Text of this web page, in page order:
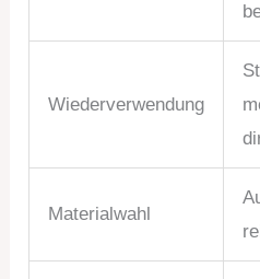
Wiederverwendung
Materialwahl